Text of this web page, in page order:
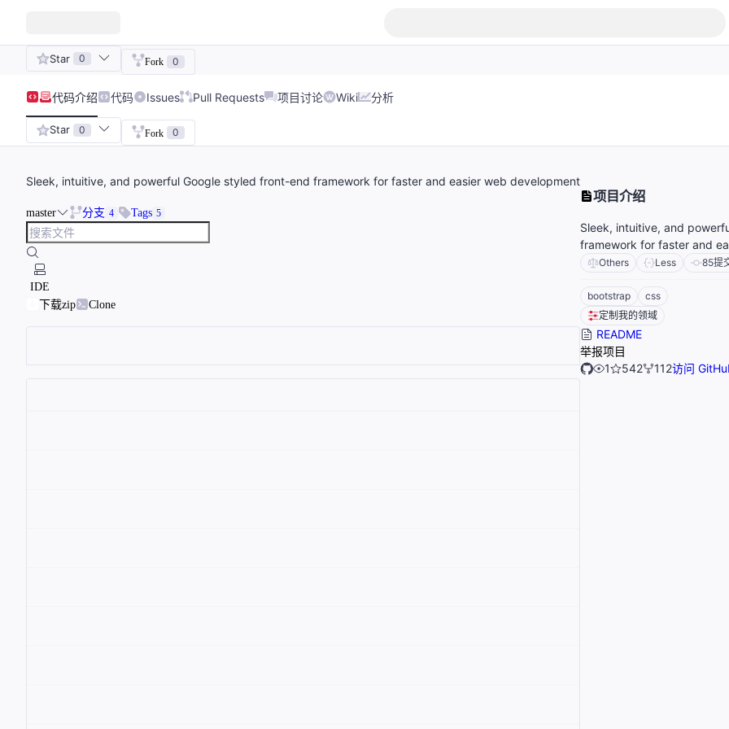
Star 0 Fork 0
代码介绍 代码 Issues Pull Requests 项目讨论 Wiki 分析
Star 0 Fork 0
Sleek, intuitive, and powerful Google styled front-end framework for faster and easier web development
master 分支 4 Tags 5
IDE
下载zip
Clone
项目介绍
Sleek, intuitive, and
framework for faster and
Others Less 85提
bootstrap
css
定制我的领域
README
举报项目
1
542 112访问